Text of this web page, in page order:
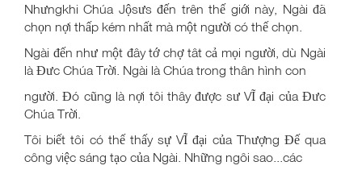
Nhưngkhi Chúa Jộsưs đến trên thế giới này, Ngài đã
chọn nợi thấp kém nhất mà một người có thế chọn.
Ngài đến như một đây tớ chợ tât cả mọi người, dù Ngài
là Đưc Chúa Trời. Ngài là Chúa trong thân hình con
người. Đó cũng là nợi tôi thây được sư VĨ đại của Đưc
Chúa Trời.
Tôi biết tôi có thế thấy sự VĨ đại của Thượng Đế qua
công việc sáng tạo của Ngài. Những ngôi sao...các